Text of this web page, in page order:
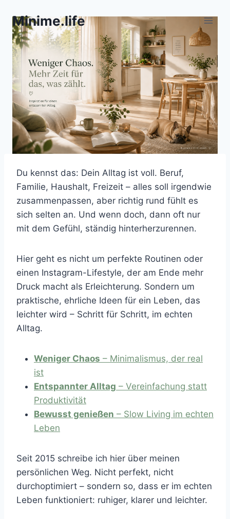
Inhalt
springen
Minime.life
Du kennst das: Dein Alltag ist voll. Beruf,
Familie, Haushalt, Freizeit – alles soll irgendwie
zusammenpassen, aber richtig rund fühlt es
sich selten an. Und wenn doch, dann oft nur
mit dem Gefühl, ständig hinterherzurennen.
Hier geht es nicht um perfekte Routinen oder
einen Instagram-Lifestyle, der am Ende mehr
Druck macht als Erleichterung. Sondern um
praktische, ehrliche Ideen für ein Leben, das
leichter wird – Schritt für Schritt, im echten
Alltag.
Weniger Chaos – Minimalismus, der real
ist
Entspannter Alltag – Vereinfachung statt
Produktivität
Bewusst genießen – Slow Living im echten
Leben
Seit 2015 schreibe ich hier über meinen
persönlichen Weg. Nicht perfekt, nicht
durchoptimiert – sondern so, dass er im echten
Leben funktioniert: ruhiger, klarer und leichter.